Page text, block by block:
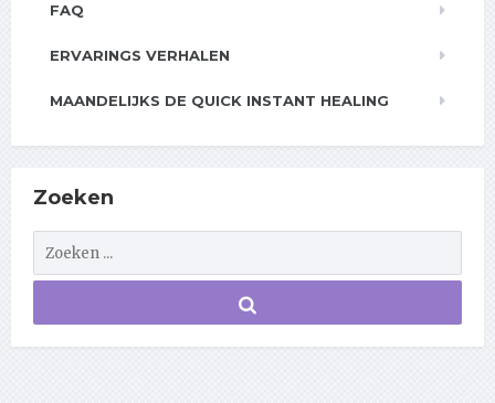
FAQ
ERVARINGS VERHALEN
MAANDELIJKS DE QUICK INSTANT HEALING
Zoeken